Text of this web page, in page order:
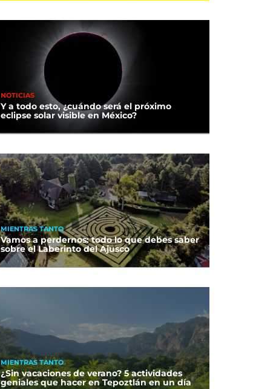
NOTICIAS
Y a todo esto, ¿cuándo será el próximo
eclipse solar visible en México?
MIENTRAS TANTO
Vamos a perdernos: todo lo que debes saber
sobre el Laberinto del Ajusco
MIENTRAS TANTO
¿Sin vacaciones de verano? 5 actividades
geniales que hacer en Tepoztlán en un día